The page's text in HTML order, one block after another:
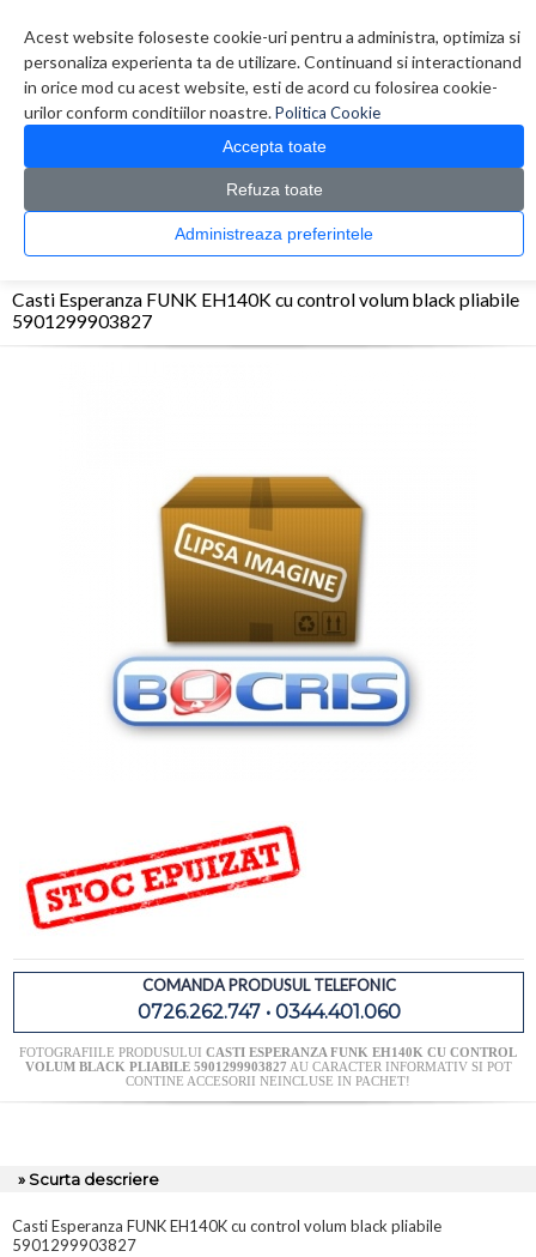
Acest website foloseste cookie-uri pentru a administra, optimiza si
personaliza experienta ta de utilizare. Continuand si interactionand
in orice mod cu acest website, esti de acord cu folosirea cookie-
urilor conform conditiilor noastre.Politica Cookie
Accepta toate
Refuza toate
Administreaza preferintele
0 produs(e)
CATALOG PRODUSE
> Casti > Casti Esperanza FUNK EH140K cu control volum
Casti Esperanza FUNK EH140K cu control volum black pliabile
5901299903827
COMANDA PRODUSUL TELEFONIC
0726.262.747 • 0344.401.060
FOTOGRAFIILE PRODUSULUI CASTI ESPERANZA FUNK EH140K CU CONTROL
VOLUM BLACK PLIABILE 5901299903827 AU CARACTER INFORMATIV SI POT
CONTINE ACCESORII NEINCLUSE IN PACHET!
» Scurta descriere
Casti Esperanza FUNK EH140K cu control volum black pliabile
5901299903827